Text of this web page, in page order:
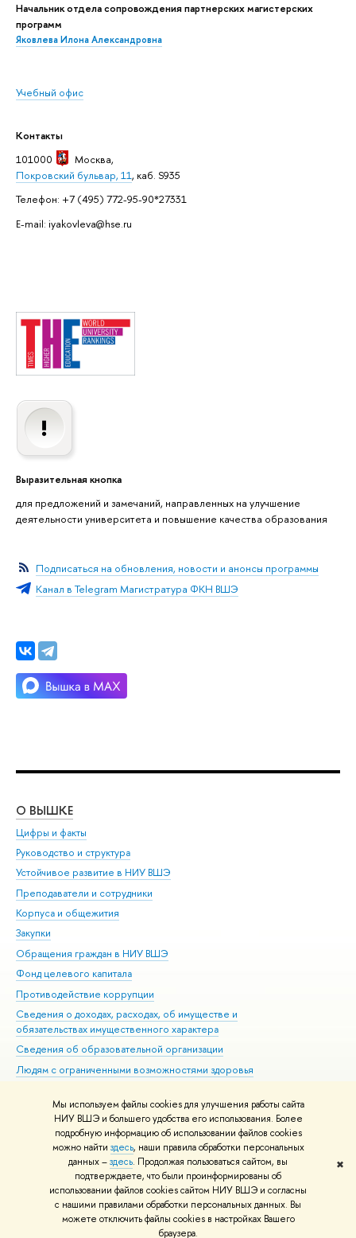
Мы используем файлы cookies для улучшения работы сайта
НИУ ВШЭ и большего удобства его использования. Более
подробную информацию об использовании файлов cookies
можно найти здесь, наши правила обработки персональных
данных –здесь. Продолжая пользоваться сайтом, вы
подтверждаете, что были проинформированы об
использовании файлов cookies сайтом НИУ ВШЭ и согласны
с нашими правилами обработки персональных данных. Вы
можете отключить файлы cookies в настройках Вашего
браузера.
✖
Начальник отдела сопровождения партнерских магистерских
программ
Яковлева Илона Александровна
Учебный офис
Контакты
101000
Москва,
Покровский бульвар, 11, каб. S935
Телефон: +7 (495) 772-95-90*27331
E-mail: iyakovleva@hse.ru
Выразительная кнопка
для предложений и замечаний, направленных на улучшение
деятельности университета и повышение качества образования
Подписаться на обновления, новости и анонсы программы
Канал в Telegram Магистратура ФКН ВШЭ
О ВЫШКЕ
Цифры и факты
Руководство и структура
Устойчивое развитие в НИУ ВШЭ
Преподаватели и сотрудники
Корпуса и общежития
Закупки
Обращения граждан в НИУ ВШЭ
Фонд целевого капитала
Противодействие коррупции
Сведения о доходах, расходах, об имуществе и
обязательствах имущественного характера
Сведения об образовательной организации
Людям с ограниченными возможностями здоровья
Работа в Вышке
© НИУ ВШЭ 1993–2026 Адреса и контакты Условия использования
материалов Политика конфиденциальности Карта сайта
Шрифты HSE Sans и HSE Slab разработаны вШколе дизайна НИУ ВШЭ